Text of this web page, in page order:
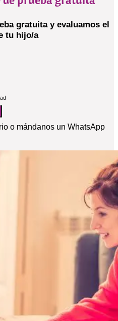
gratuita y evaluamos el
tu hijo/a
o mándanos un WhatsApp